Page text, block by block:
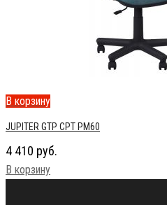
В корзину
JUPITER GTP CPT PM60
4 410 руб.
В корзину